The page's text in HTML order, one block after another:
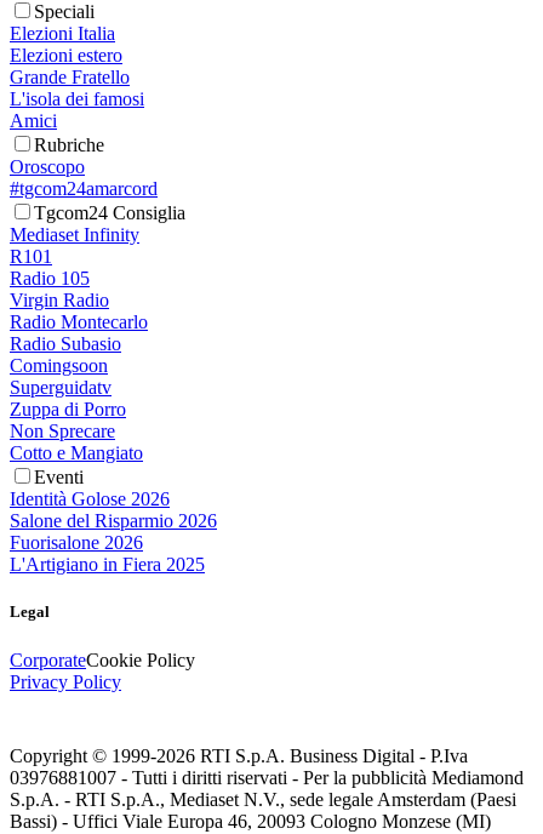
Speciali
Elezioni Italia
Elezioni estero
Grande Fratello
L'isola dei famosi
Amici
Rubriche
Oroscopo
#tgcom24amarcord
Tgcom24 Consiglia
Mediaset Infinity
R101
Radio 105
Virgin Radio
Radio Montecarlo
Radio Subasio
Comingsoon
Superguidatv
Zuppa di Porro
Non Sprecare
Cotto e Mangiato
Eventi
Identità Golose 2026
Salone del Risparmio 2026
Fuorisalone 2026
L'Artigiano in Fiera 2025
Legal
CorporateCookie Policy
Privacy Policy
Copyright © 1999-2026 RTI S.p.A. Business Digital - P.Iva
03976881007 - Tutti i diritti riservati - Per la pubblicità Mediamond
S.p.A. - RTI S.p.A., Mediaset N.V., sede legale Amsterdam (Paesi
Bassi) - Uffici Viale Europa 46, 20093 Cologno Monzese (MI)